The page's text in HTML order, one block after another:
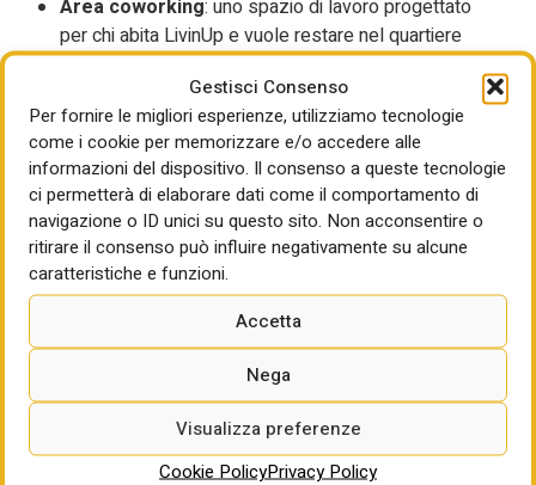
Gestisci Consenso
Per fornire le migliori esperienze, utilizziamo tecnologie
come i cookie per memorizzare e/o accedere alle
informazioni del dispositivo. Il consenso a queste tecnologie
ci permetterà di elaborare dati come il comportamento di
navigazione o ID unici su questo sito. Non acconsentire o
ritirare il consenso può influire negativamente su alcune
caratteristiche e funzioni.
Accetta
Nega
Visualizza preferenze
Cookie PolicyPrivacy Policy
Area coworking: uno spazio di lavoro progettato
per chi abita LivinUp e vuole restare nel quartiere
senza rinunciare ad un luogo idoneo per lavorare.
: su due livelli, con vista sulla città,
costituisce un ambiente che funziona sia come
spazio performativo che come momento di stacco
dalla quotidianità.
Area bimbi: area sicura, con arredi “educational” e
un’ampia selezione di giochi.
Ma il modello BtR non interessa solo Milano. A Torino sta
prendendo forma un complesso di 31 appartamenti, il
Maria Vittoria 18, con prezzi da 1300 euro circa per un
bilocale più 216 euro di canone per servizi. In diverse città i
complessi che fungono prevalentemente da “studentati”
privati hanno una porzione simile ai BtR, per lavoratori o
giovani coppie in cerca di una soluzione abitativa
contemporanea, pronta, temporanea ma senza scadenza